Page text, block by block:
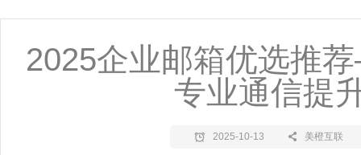
2025企业邮箱优选推
专业通信提
2025-10-13 美橙互联